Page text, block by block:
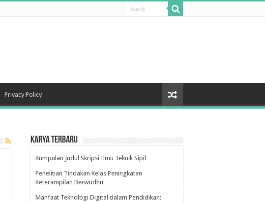
Privacy Policy
Karya Terbaru
Kumpulan Judul Skripsi Ilmu Teknik Sipil
Penelitian Tindakan Kelas Peningkatan
Keterampilan Berwudhu
Manfaat Teknologi Digital dalam Pendidikan: